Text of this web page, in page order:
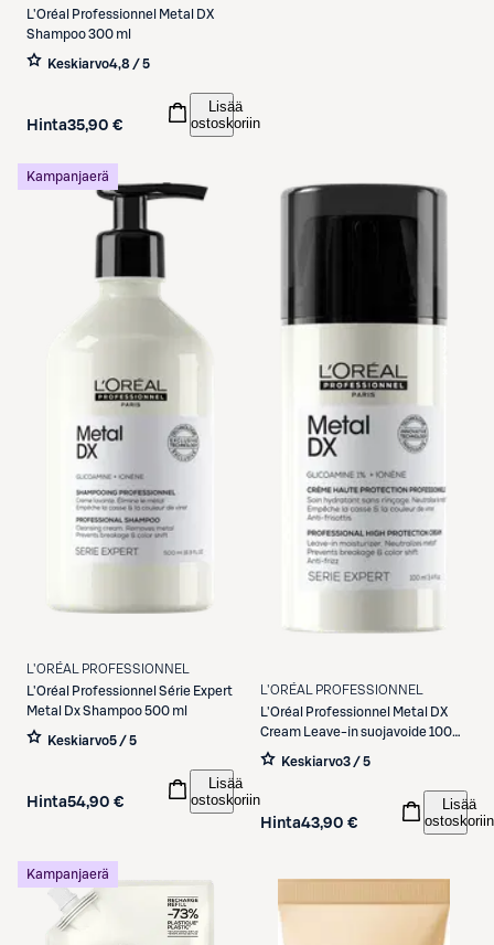
L'Oréal Professionnel Metal DX
Shampoo 300 ml
Keskiarvo4,8 / 5
Hinta35,90 €
Lisää
ostoskoriin
Kampanjaerä
L'ORÉAL PROFESSIONNEL
L'Oréal Professionnel Série Expert
Metal Dx Shampoo 500 ml
Keskiarvo5 / 5
Hinta54,90 €
Lisää
ostoskoriin
L'ORÉAL PROFESSIONNEL
L'Oréal Professionnel Metal DX
Cream Leave-in suojavoide 100
ml
Keskiarvo3 / 5
Hinta43,90 €
Lisää
ostoskoriin
Kampanjaerä